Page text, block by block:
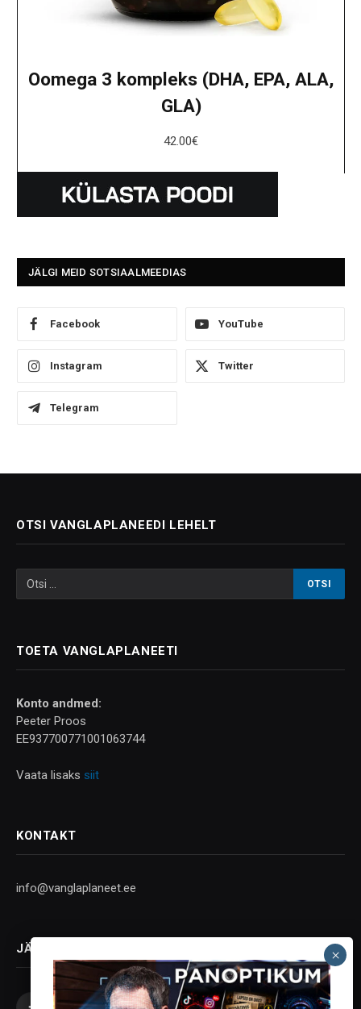
Oomega 3 kompleks (DHA, EPA, ALA,
GLA)
42.00€
JÄLGI MEID SOTSIAALMEEDIAS
Facebook YouTube
Instagram Twitter
Telegram
OTSI VANGLAPLANEEDI LEHELT
TOETA VANGLAPLANEETI
Konto andmed:
Peeter Proos
EE937700771001063744
Vaata lisaks siit
KONTAKT
info@vanglaplaneet.ee
JÄLGI SOTSIAALMEEDIAS